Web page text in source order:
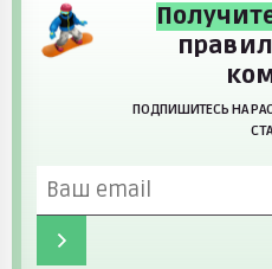
ПОДПИШИТЕСЬ НА